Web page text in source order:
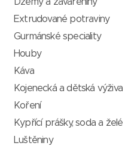
Extrudované potraviny
Gurmánské speciality
Houby
Káva
Kojenecká a dětská výživa
Koření
Kypřící prášky, soda a želé
Luštěniny